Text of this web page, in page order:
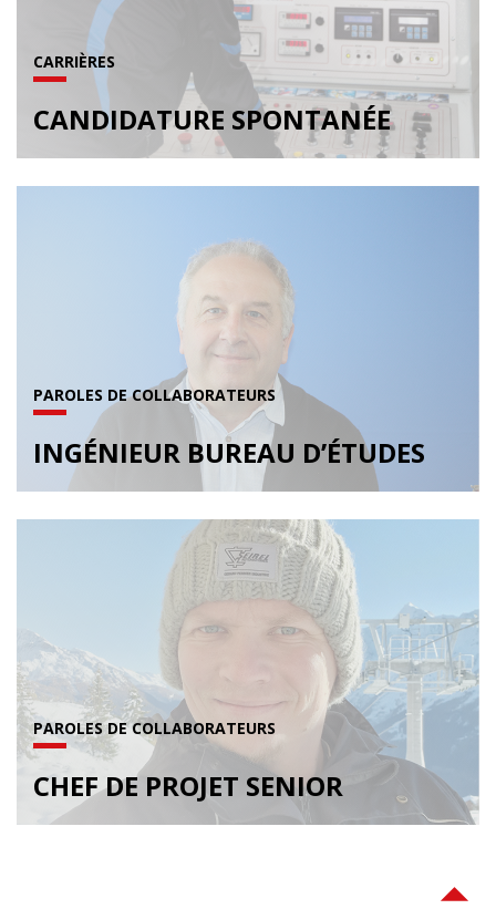
CARRIÈRES
CANDIDATURE SPONTANÉE
PAROLES DE COLLABORATEURS
INGÉNIEUR BUREAU D’ÉTUDES
PAROLES DE COLLABORATEURS
CHEF DE PROJET SENIOR